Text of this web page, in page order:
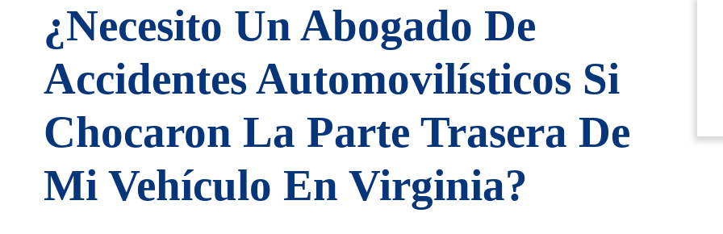
¿Necesito Un Abogado De
Accidentes Automovilísticos Si
Chocaron La Parte Trasera De
Mi Vehículo En Virginia?